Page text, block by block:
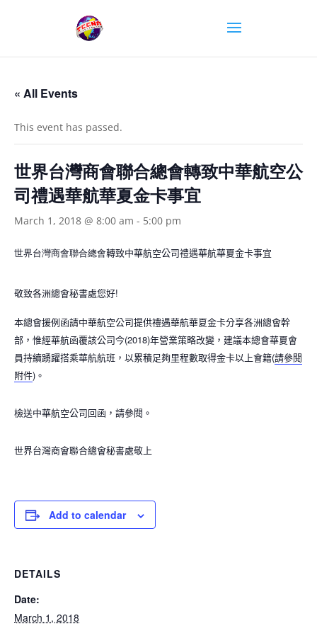
« All Events
This event has passed.
世界台灣商會聯合總會轉致中華航空公
司禮遇華航華夏金卡事宜
March 1, 2018 @ 8:00 am - 5:00 pm
世界台灣商會聯合總會轉致中華航空公司禮遇華航華夏金卡事宜
敬致各洲總會秘書處您好!
本總會援例函請中華航空公司提供禮遇華航華夏金卡分享各洲總會幹
部，惟經華航函覆該公司今(2018)年營業策略改變，建議本總會華夏會
員持續踴躍搭乘華航航班，以累積足夠里程數取得金卡以上會籍(請參閱
附件) 。
檢送中華航空公司回函，請參閱。
世界台灣商會聯合總會秘書處敬上
Add to calendar
DETAILS
Date:
March 1, 2018